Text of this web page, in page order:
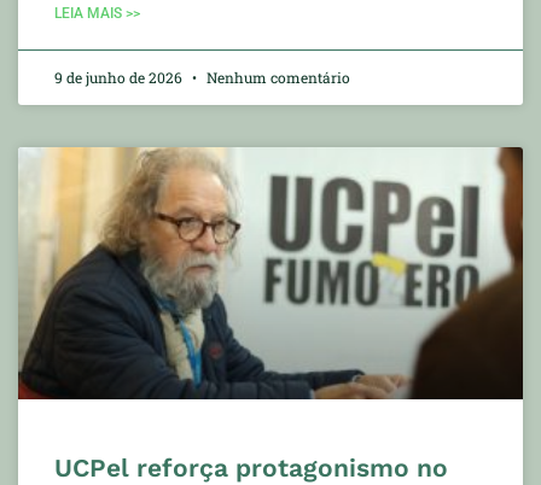
LEIA MAIS >>
9 de junho de 2026 Nenhum comentário
UCPel reforça protagonismo no